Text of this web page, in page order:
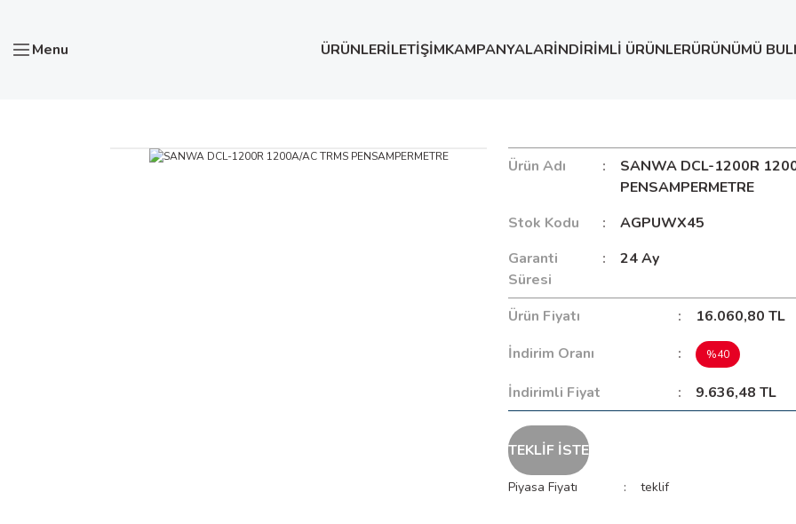
Menu ÜRÜNLERİLETİŞİMKAMPANYALARİNDİRİMLİ ÜRÜNLERÜRÜNÜMÜ BUL
Ürün Adı
SANWA DCL-1200R
PENSAMPERMETRE
Stok Kodu
AGPUWX45
Garanti
Süresi
24 Ay
Ürün Fiyatı
16.060,80 TL
İndirim Oranı
%40
İndirimli Fiyat 9.636,48 TL
TEKLİF İSTE
Piyasa Fiyatı teklif